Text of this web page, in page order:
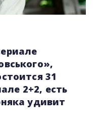
31
2+2, есть
удивит